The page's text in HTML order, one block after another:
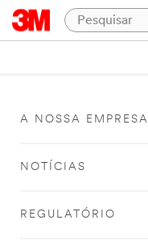
A NOSSA EMPRESA
NOTÍCIAS
REGULATÓRIO